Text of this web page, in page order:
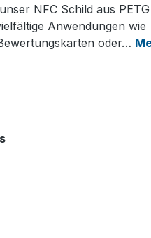
NFC Schild aus
Anwendungen wie
oder…